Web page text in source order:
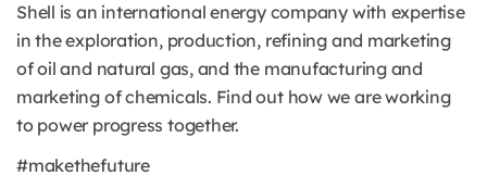
Shell is an international energy company with expertise
in the exploration, production, refining and marketing
of oil and natural gas, and the manufacturing and
marketing of chemicals. Find out how we are working
to power progress together.
#makethefuture